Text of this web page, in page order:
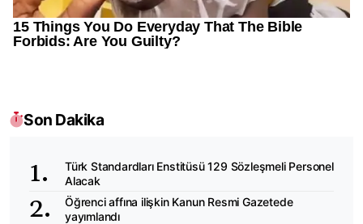
Son Dakika
Türk Standardları Enstitüsü 129 Sözleşmeli Personel
Alacak
Öğrenci affına ilişkin Kanun Resmi Gazetede
yayımlandı